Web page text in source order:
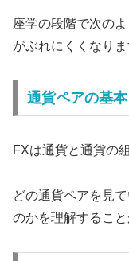
座学の段階で次の
がぶれにくくなりま
通貨ペアの基本
FXは通貨と通貨の
どの通貨ペアを見
のかを理解すること